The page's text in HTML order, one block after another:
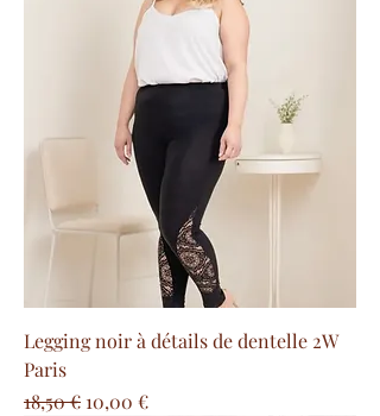
Legging noir à détails de dentelle 2W
Paris
Precio
18,50 € Precio de oferta
10,00 €